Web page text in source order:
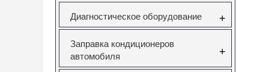
Диагностическое оборудование +
Заправка кондиционеров
автомобиля
+